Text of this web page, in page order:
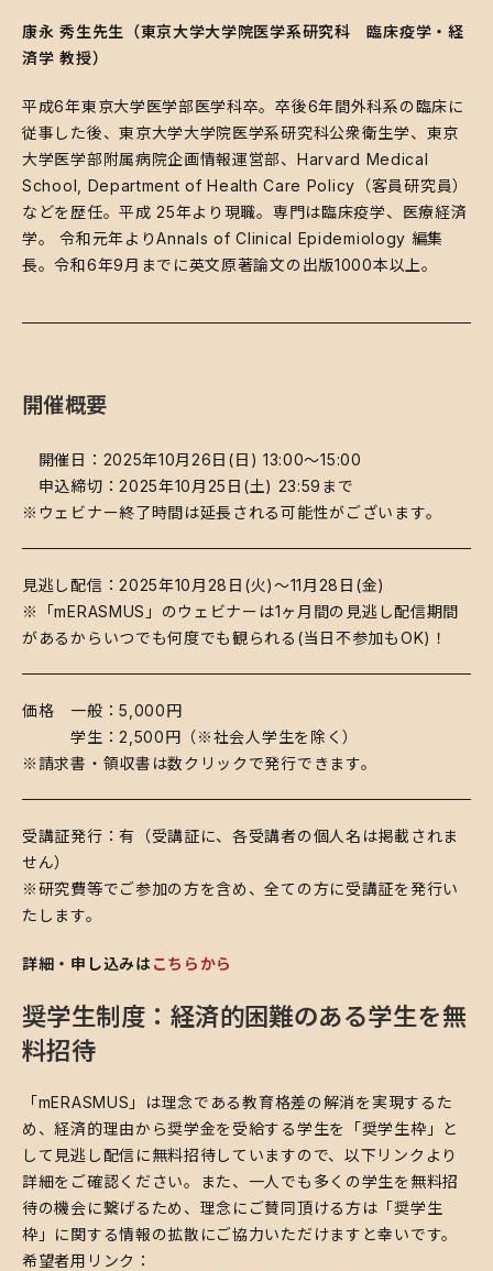
康永 秀生先生（東京大学大学院医学系研究科 臨床疫学・経
済学 教授）
​平成6年東京大学医学部医学科卒。卒後6年間外科系の臨床に
従事した後、東京大学大学院医学系研究科公衆衛生学、東京
大学医学部附属病院企画情報運営部、Harvard Medical
School, Department of Health Care Policy（客員研究員）
などを歴任。平成 25年より現職。専門は臨床疫学、医療経済
学。 令和元年よりAnnals of Clinical Epidemiology 編集
長。令和6年9月までに英文原著論文の出版1000本以上。
開催概要
開催日：2025年10月26日(日) 13:00～15:00
申込締切：2025年10月25日(土) 23:59まで
※ウェビナー終了時間は延長される可能性がございます。
​見逃し配信：2025年10月28日(火)～11月28日(金)
※「mERASMUS」のウェビナーは1ヶ月間の見逃し配信期間
があるからいつでも何度でも観られる(当日不参加もOK)！
​価格 一般：5,000円
学生：2,500円（※社会人学生を除く）
※請求書・領収書は数クリックで発行できます。
​受講証発行：有（受講証に、各受講者の個人名は掲載されま
せん）
※​研究費等でご参加の方を含め、全ての方に受講証を発行い
たします。
詳細・申し込みはこちらから
奨学生制度：経済的困難のある学生を無
料招待
​「mERASMUS」は理念である教育格差の解消を実現するた
め、経済的理由から奨学金を受給する学生を「奨学生枠」と
して見逃し配信に無料招待していますので、以下リンクより
詳細をご確認ください。また、一人でも多くの学生を無料招
待の機会に繋げるため、理念にご賛同頂ける方は「奨学生
枠」に関する情報の拡散にご協力いただけますと幸いです。
希望者用リンク：